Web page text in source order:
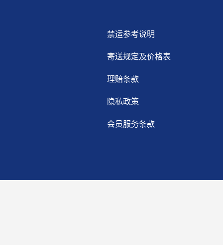
禁运参考说明
寄送规定及价格表
理赔条款
隐私政策
会员服务条款